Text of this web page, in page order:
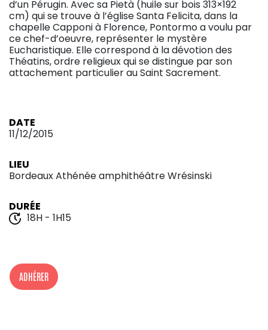
d’un Pérugin. Avec sa Pietà (huile sur bois 313×192
cm) qui se trouve à l’église Santa Felicita, dans la
chapelle Capponi à Florence, Pontormo a voulu par
ce chef-d’oeuvre, représenter le mystère
Eucharistique. Elle correspond à la dévotion des
Théatins, ordre religieux qui se distingue par son
attachement particulier au Saint Sacrement.
DATE
11/12/2015
LIEU
Bordeaux Athénée amphithéâtre Wrésinski
DURÉE
18H - 1H15
ADHÉRER